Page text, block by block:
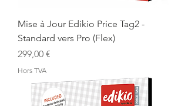
Mise à Jour Edikio Price Tag2 -
Standard vers Pro (Flex)
Prix
299,00 €
Hors TVA